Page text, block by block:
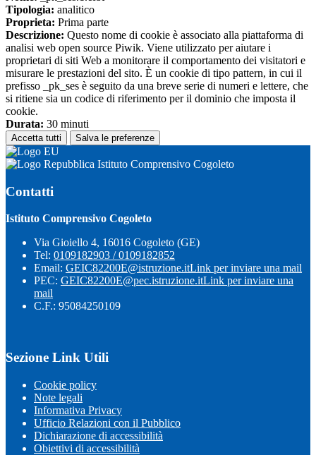
Tipologia: analitico
Proprieta: Prima parte
Descrizione: Questo nome di cookie è associato alla piattaforma di
analisi web open source Piwik. Viene utilizzato per aiutare i
proprietari di siti Web a monitorare il comportamento dei visitatori e
misurare le prestazioni del sito. È un cookie di tipo pattern, in cui il
prefisso _pk_ses è seguito da una breve serie di numeri e lettere, che
si ritiene sia un codice di riferimento per il dominio che imposta il
cookie.
Durata: 30 minuti
Accetta tutti Salva le preferenze
Istituto Comprensivo Cogoleto
Contatti
Istituto Comprensivo Cogoleto
Via Gioiello 4, 16016 Cogoleto (GE)
Tel: 0109182903 / 0109182852
Email: GEIC82200E@istruzione.itLink per inviare una mail
PEC: GEIC82200E@pec.istruzione.itLink per inviare una
mail
C.F.: 95084250109
Sezione Link Utili
Cookie policy
Note legali
Informativa Privacy
Ufficio Relazioni con il Pubblico
Dichiarazione di accessibilità
Obiettivi di accessibilità